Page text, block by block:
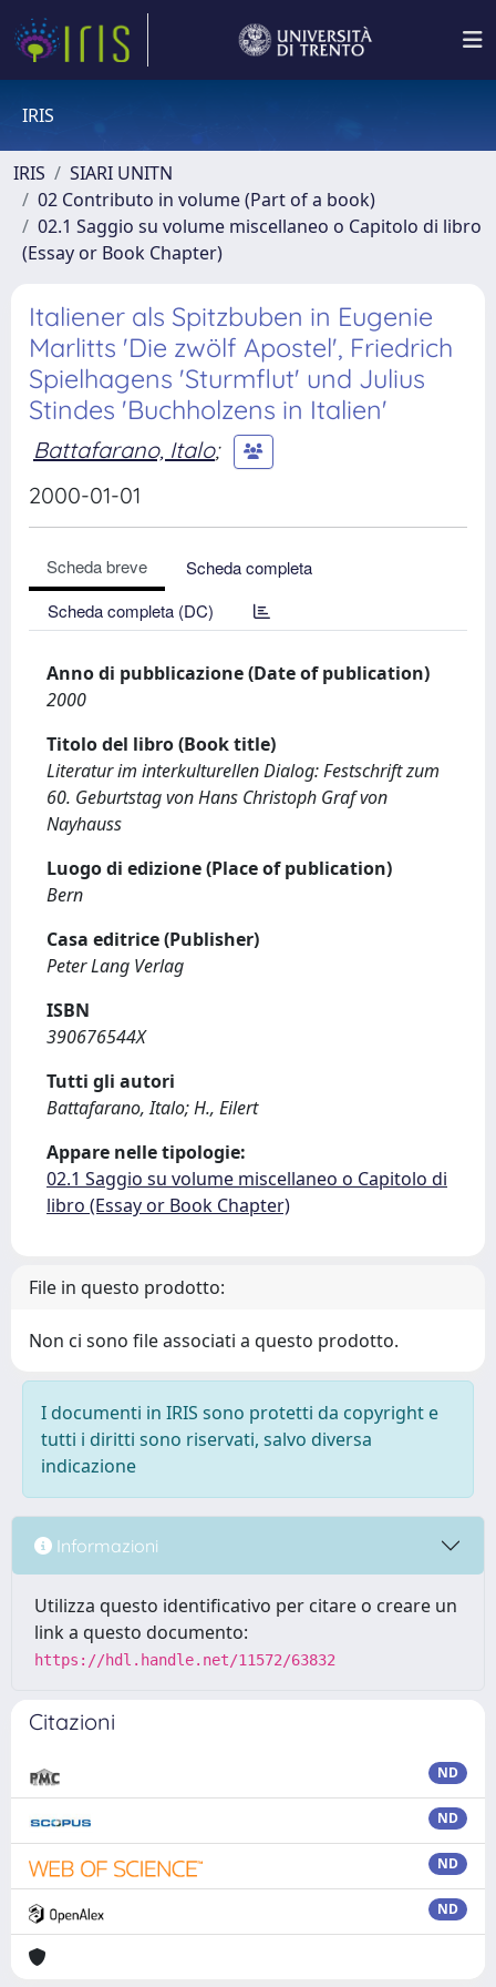
IRIS
IRIS
SIARI UNITN
02 Contributo in volume (Part of a book)
02.1 Saggio su volume miscellaneo o Capitolo di libro
(Essay or Book Chapter)
Italiener als Spitzbuben in Eugenie
Marlitts 'Die zwölf Apostel', Friedrich
Spielhagens 'Sturmflut' und Julius
Stindes 'Buchholzens in Italien'
Battafarano, Italo;
2000-01-01
Scheda breve
Scheda completa
Scheda completa (DC)
Anno di pubblicazione (Date of publication)
2000
Titolo del libro (Book title)
Literatur im interkulturellen Dialog: Festschrift zum
60. Geburtstag von Hans Christoph Graf von
Nayhauss
Luogo di edizione (Place of publication)
Bern
Casa editrice (Publisher)
Peter Lang Verlag
ISBN
390676544X
Tutti gli autori
Battafarano, Italo; H., Eilert
Appare nelle tipologie:
02.1 Saggio su volume miscellaneo o Capitolo di
libro (Essay or Book Chapter)
File in questo prodotto:
Non ci sono file associati a questo prodotto.
I documenti in IRIS sono protetti da copyright e
tutti i diritti sono riservati, salvo diversa
indicazione
Informazioni
Utilizza questo identificativo per citare o creare un
link a questo documento:
https://hdl.handle.net/11572/63832
Citazioni
ND
ND
ND
ND